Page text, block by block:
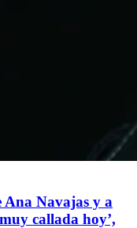
Ana Navajas y a
callada hoy’,